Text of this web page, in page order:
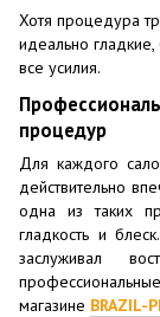
Хотя процедура
идеально
все усилия.
процедур
Для каждого
действительно
одна из таких
гладкость и
заслуживал
магазине BRAZIL-